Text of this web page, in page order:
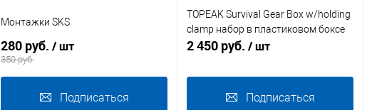
Монтажки SKS
280 руб. / шт
350 руб.
Подписаться
TOPEAK Survival Gear Box w/holding
clamp набор в пластиковом боксе
2 450 руб. / шт
Подписаться